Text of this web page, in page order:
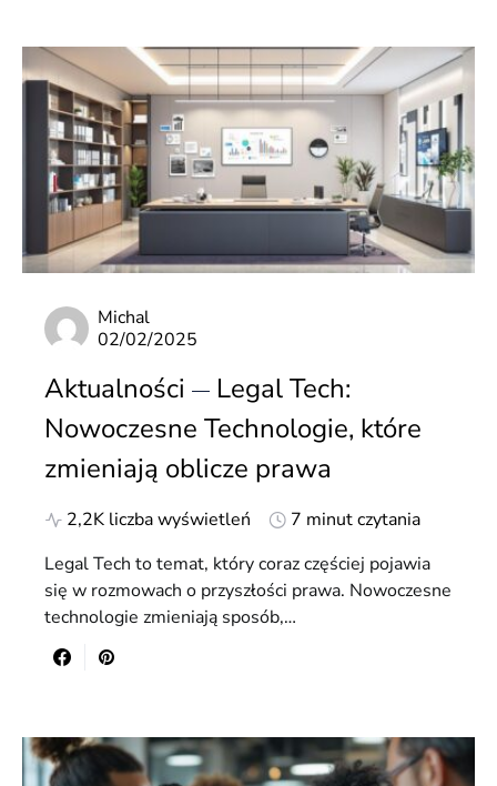
Michal
02/02/2025
Aktualności
Legal Tech:
Nowoczesne Technologie, które
zmieniają oblicze prawa
2,2K liczba wyświetleń
7 minut czytania
Legal Tech to temat, który coraz częściej pojawia
się w rozmowach o przyszłości prawa. Nowoczesne
technologie zmieniają sposób,…